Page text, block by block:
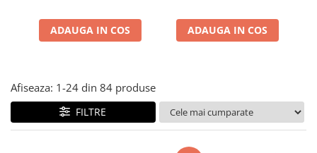
ADAUGA IN COS ADAUGA IN COS
Afiseaza: 1-24 din 84 produse
FILTRE